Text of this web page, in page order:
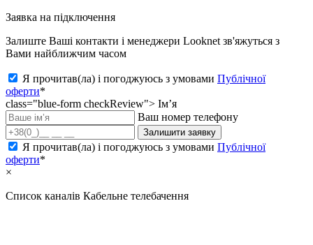
Заявка на підключення
Залиште Ваші контакти і менеджери Looknet зв'яжуться з
Вами найближчим часом
Я прочитав(ла) і погоджуюсь з умовами Публічної
оферти*
class="blue-form checkReview"> Ім’я
Ваш номер телефону
Залишити заявку
Я прочитав(ла) і погоджуюсь з умовами Публічної
оферти*
×
Список каналів Кабельне телебачення